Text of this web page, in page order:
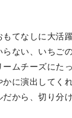
てなしに大活
ない、いちご
ムチーズにた
に演出してく
から、切り分